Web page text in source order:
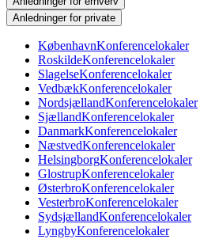
Anledninger for private
KøbenhavnKonferencelokaler
RoskildeKonferencelokaler
SlagelseKonferencelokaler
VedbækKonferencelokaler
NordsjællandKonferencelokaler
SjællandKonferencelokaler
DanmarkKonferencelokaler
NæstvedKonferencelokaler
HelsingborgKonferencelokaler
GlostrupKonferencelokaler
ØsterbroKonferencelokaler
VesterbroKonferencelokaler
SydsjællandKonferencelokaler
LyngbyKonferencelokaler